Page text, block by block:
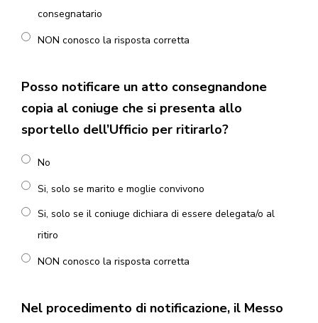
consegnatario
NON conosco la risposta corretta
Posso notificare un atto consegnandone
copia al coniuge che si presenta allo
sportello dell’Ufficio per ritirarlo?
No
Si, solo se marito e moglie convivono
Si, solo se il coniuge dichiara di essere delegata/o al
ritiro
NON conosco la risposta corretta
Nel procedimento di notificazione, il Messo